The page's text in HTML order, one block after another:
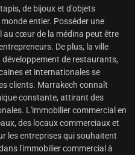
de bijoux et d'objets
entier. Posséder une
au cœur de la médina peut être
De plus, la ville
de restaurants,
et internationales se
clients. Marrakech connaît
constante, attirant des
L'immobilier commercial en
des locaux commerciaux et
les entreprises qui souhaitent
l'immobilier commercial à